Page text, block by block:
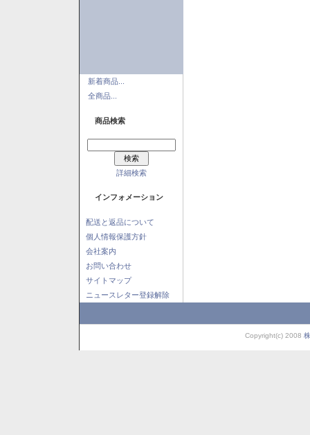
新着商品...
全商品...
商品検索
詳細検索
インフォメーション
配送と返品について
個人情報保護方針
会社案内
お問い合わせ
サイトマップ
ニュースレター登録解除
Copyright(c) 2008